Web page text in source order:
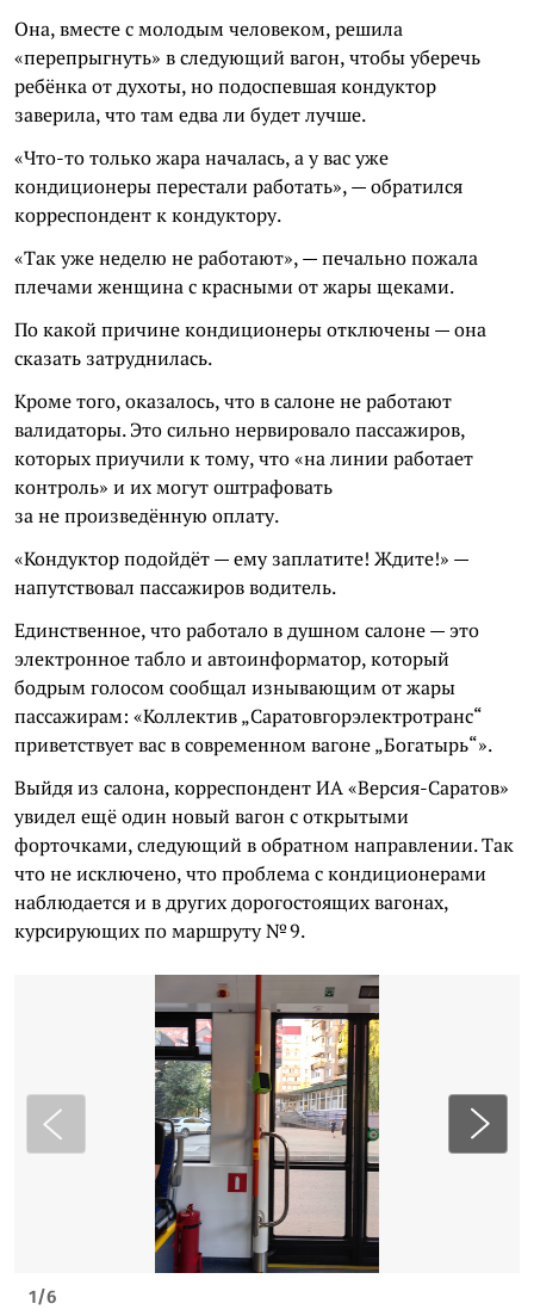
Она, вместе с молодым человеком, решила
«перепрыгнуть» в следующий вагон, чтобы уберечь
ребёнка от духоты, но подоспевшая кондуктор
заверила, что там едва ли будет лучше.
«Что-то только жара началась, а у вас уже
кондиционеры перестали работать», — обратился
корреспондент к кондуктору.
«Так уже неделю не работают», — печально пожала
плечами женщина с красными от жары щеками.
По какой причине кондиционеры отключены — она
сказать затруднилась.
Кроме того, оказалось, что в салоне не работают
валидаторы. Это сильно нервировало пассажиров,
которых приучили к тому, что «на линии работает
контроль» и их могут оштрафовать
за не произведённую оплату.
«Кондуктор подойдёт — ему заплатите! Ждите!» —
напутствовал пассажиров водитель.
Единственное, что работало в душном салоне — это
электронное табло и автоинформатор, который
бодрым голосом сообщал изнывающим от жары
пассажирам: «Коллектив „Саратовгорэлектротранс“
приветствует вас в современном вагоне „Богатырь“».
Выйдя из салона, корреспондент ИА «Версия-Саратов»
увидел ещё один новый вагон с открытыми
форточками, следующий в обратном направлении. Так
что не исключено, что проблема с кондиционерами
наблюдается и в других дорогостоящих вагонах,
курсирующих по маршруту № 9.
1/6